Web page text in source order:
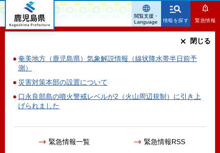
鹿児島県
情報を探す 緊急情報
奄美地方（鹿児島県）気象解説情報（線状降水帯半日前予
測）
災害対策本部の設置について
口永良部島の噴火警戒レベルが2（火山周辺規制）に引き上
げられました
緊急情報一覧 緊急情報RSS
閉じる
閲覧支援・
Language